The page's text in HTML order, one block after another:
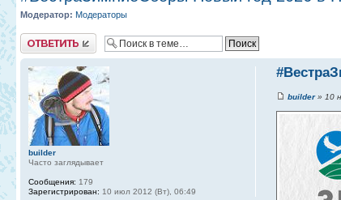
Модератор: Модераторы
Ответить
builder» 10
builder
Часто заглядывает
Сообщения: 179
Зарегистрирован: 10 июл 2012 (Вт), 06:49